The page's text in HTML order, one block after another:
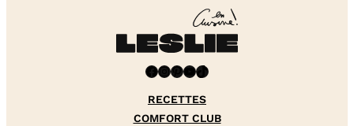
Facebook InstagramPinterest YouTube TikTok
RECETTES
COMFORT CLUB